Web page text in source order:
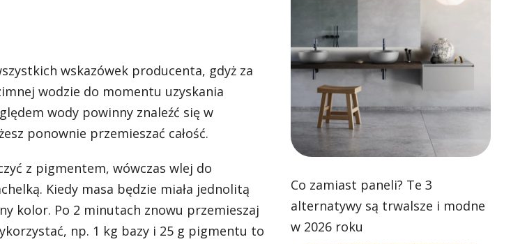
wskazówek producenta, gdyż za
wodzie do momentu uzyskania
wody powinny znaleźć się w
ponownie przemieszać całość.
z pigmentem, wówczas wlej do
Kiedy masa będzie miała jednolitą
kolor. Po 2 minutach znowu przemieszaj
np. 1 kg bazy i 25 g pigmentu to
Co zamiast paneli? Te 3
alternatywy są trwalsze i modne
w 2026 roku